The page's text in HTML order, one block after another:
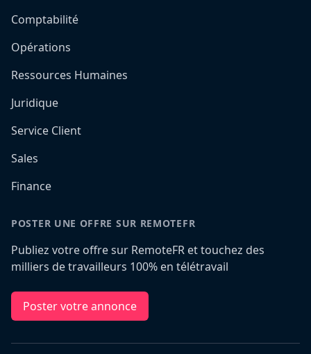
Comptabilité
Opérations
Ressources Humaines
Juridique
Service Client
Sales
Finance
POSTER UNE OFFRE SUR REMOTEFR
Publiez votre offre sur RemoteFR et touchez des
milliers de travailleurs 100% en télétravail
Poster votre annonce